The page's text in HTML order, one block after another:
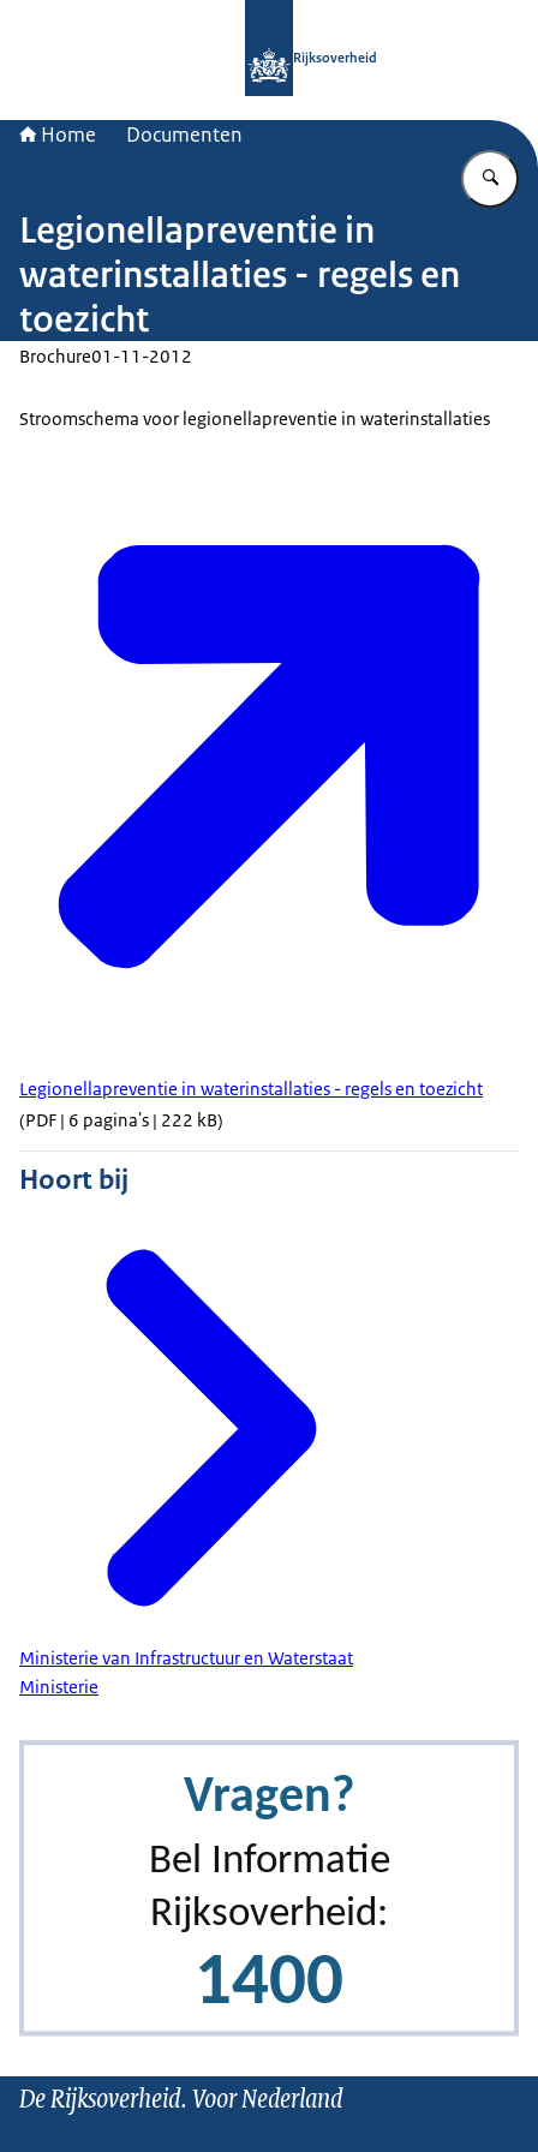
Rijksoverheid
Home Documenten
Legionellapreventie in
waterinstallaties - regels en
toezicht
Brochure01-11-2012
Stroomschema voor legionellapreventie in waterinstallaties
Legionellapreventie in waterinstallaties - regels en toezicht
(PDF | 6 pagina's | 222 kB)
Hoort bij
Ministerie van Infrastructuur en Waterstaat
Ministerie
De Rijksoverheid. Voor Nederland